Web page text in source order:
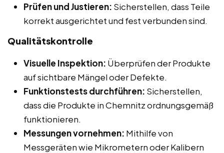
Prüfen und Justieren: Sicherstellen, dass Teile
korrekt ausgerichtet und fest verbunden sind.
Qualitätskontrolle
Visuelle Inspektion: Überprüfen der Produkte
auf sichtbare Mängel oder Defekte.
Funktionstests durchführen: Sicherstellen,
dass die Produkte in Chemnitz ordnungsgemäß
funktionieren.
Messungen vornehmen: Mithilfe von
Messgeräten wie Mikrometern oder Kalibern